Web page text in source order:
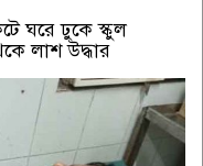
ঘরে ঢুকে স্কুল
লাশ উদ্ধার